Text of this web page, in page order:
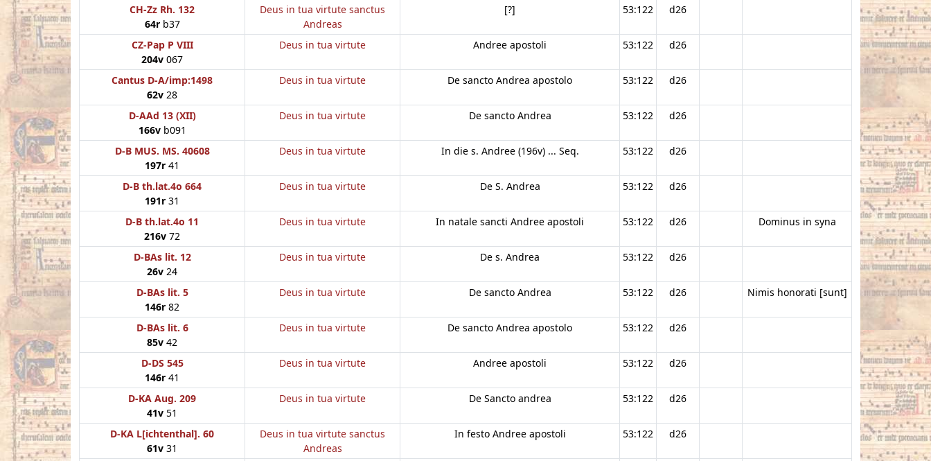
CH-Zz Rh. 132
64rb37
Deus in tua virtute sanctus
Andreas
[?] 53:122 d26
CZ-Pap P VIII
204v 067
Deus in tua virtute Andree apostoli 53:122 d26
Cantus D-A/imp:1498
62v 28
Deus in tua virtute De sancto Andrea apostolo 53:122 d26
D-AAd 13 (XII)
166vb091
Deus in tua virtute De sancto Andrea 53:122 d26
D-B MUS. MS. 40608
197r 41
Deus in tua virtute In die s. Andree (196v) ... Seq. 53:122 d26
D-B th.lat.4o 664
191r 31
Deus in tua virtute De S. Andrea 53:122 d26
D-B th.lat.4o 11
216v 72
Deus in tua virtute In natale sancti Andree apostoli 53:122 d26 Dominus in syna
D-BAs lit. 12
26v 24
Deus in tua virtute De s. Andrea 53:122 d26
D-BAs lit. 5
146r 82
Deus in tua virtute De sancto Andrea 53:122 d26 Nimis honorati [sunt]
D-BAs lit. 6
85v 42
Deus in tua virtute De sancto Andrea apostolo 53:122 d26
D-DS 545
146r 41
Deus in tua virtute Andree apostoli 53:122 d26
D-KA Aug. 209
41v 51
Deus in tua virtute De Sancto andrea 53:122 d26
D-KA L[ichtenthal]. 60
61v 31
Deus in tua virtute sanctus
Andreas
In festo Andree apostoli 53:122 d26